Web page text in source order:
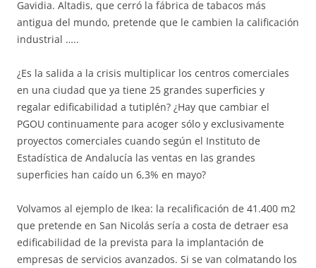
Gavidia. Altadis, que cerró la fábrica de tabacos más
antigua del mundo, pretende que le cambien la calificación
industrial …..
¿Es la salida a la crisis multiplicar los centros comerciales
en una ciudad que ya tiene 25 grandes superficies y
regalar edificabilidad a tutiplén? ¿Hay que cambiar el
PGOU continuamente para acoger sólo y exclusivamente
proyectos comerciales cuando según el Instituto de
Estadística de Andalucía las ventas en las grandes
superficies han caído un 6,3% en mayo?
Volvamos al ejemplo de Ikea: la recalificación de 41.400 m2
que pretende en San Nicolás sería a costa de detraer esa
edificabilidad de la prevista para la implantación de
empresas de servicios avanzados. Si se van colmatando los